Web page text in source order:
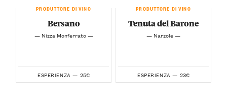
PRODUTTORE DI VINO
Bersano
— Nizza Monferrato —
ESPERIENZA — 25€
PRODUTTORE DI VINO
Tenuta del Barone
— Narzole —
ESPERIENZA — 23€